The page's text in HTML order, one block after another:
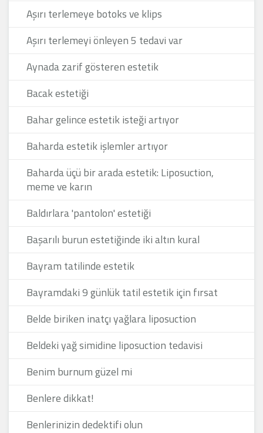
Aşırı terlemeye botoks ve klips
Aşırı terlemeyi önleyen 5 tedavi var
Aynada zarif gösteren estetik
Bacak estetiği
Bahar gelince estetik isteği artıyor
Baharda estetik işlemler artıyor
Baharda üçü bir arada estetik: Liposuction,
meme ve karın
Baldırlara 'pantolon' estetiği
Başarılı burun estetiğinde iki altın kural
Bayram tatilinde estetik
Bayramdaki 9 günlük tatil estetik için fırsat
Belde biriken inatçı yağlara liposuction
Beldeki yağ simidine liposuction tedavisi
Benim burnum güzel mi
Benlere dikkat!
Benlerinizin dedektifi olun